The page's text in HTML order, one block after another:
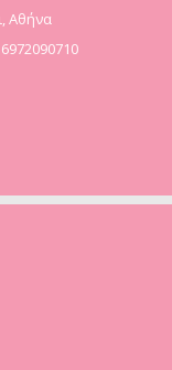
Αθήνα